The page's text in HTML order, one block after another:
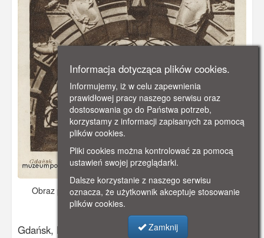
Obraz pochodzi zok. 1950 r.Dodano: 2019-12-09 09:42
Wyświetlono: 5340
Gdańsk, Herb Gdańska na Wielkiej Zbrojowni
Informacja dotycząca plików cookies.
Informujemy, iż w celu zapewnienia
prawidłowej pracy naszego serwisu oraz
dostosowania go do Państwa potrzeb,
korzystamy z informacji zapisanych za pomocą
plików cookies.
Pliki cookies można kontrolować za pomocą
ustawień swojej przeglądarki.
Dalsze korzystanie z naszego serwisu
oznacza, że użytkownik akceptuje stosowanie
plików cookies.
Zamknij